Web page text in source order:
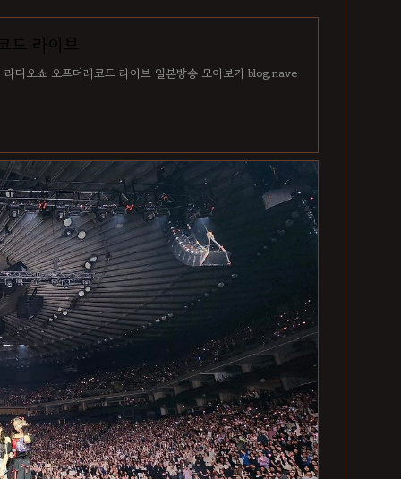
드 라이브
디오쇼 오프더레코드 라이브 일본방송 모아보기 blog.nave